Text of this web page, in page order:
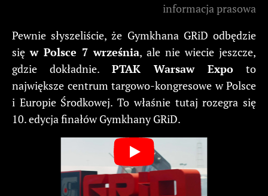
informacja prasowa
Pewnie słyszeliście, że Gymkhana GRiD odbędzie
sięw Polsce 7 września, ale nie wiecie jeszcze,
gdzie dokładnie. PTAK Warsaw Expo to
największe centrum targowo-kongresowe w Polsce
i Europie Środkowej. To właśnie tutaj rozegra się
10. edycja finałów Gymkhany GRiD.